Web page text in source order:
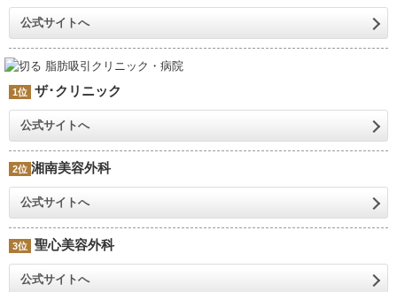
公式サイトへ
1位 ザ･クリニック
公式サイトへ
2位 湘南美容外科
公式サイトへ
3位 聖心美容外科
公式サイトへ